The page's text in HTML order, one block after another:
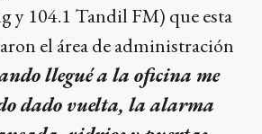
y 104.1 Tandil FM) que esta
el área de administración
llegué a la oficina me
dado vuelta, la alarma